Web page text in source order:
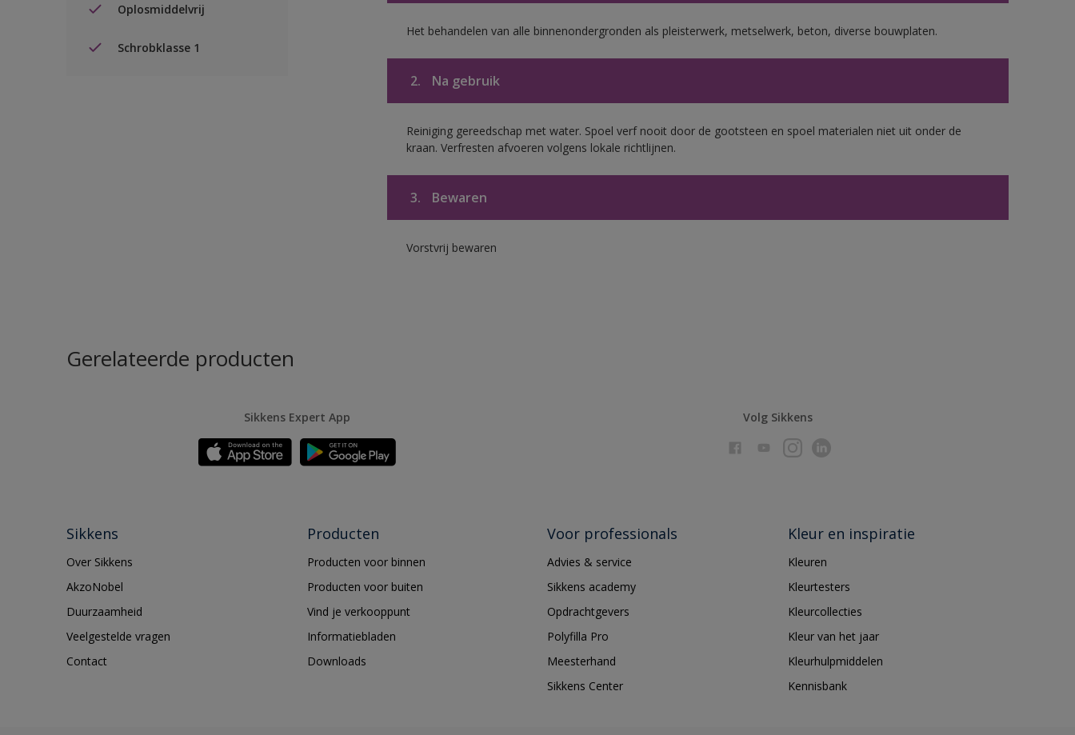
Oplosmiddelvrij
Schrobklasse 1
Het behandelen van alle binnenondergronden als pleisterwerk, metselwerk, beton, diverse bouwplaten.
2. Na gebruik
Reiniging gereedschap met water. Spoel verf nooit door de gootsteen en spoel materialen niet uit onder de
kraan. Verfresten afvoeren volgens lokale richtlijnen.
3. Bewaren
Vorstvrij bewaren
Gerelateerde producten
Sikkens Expert App Volg Sikkens
Sikkens
Over Sikkens
AkzoNobel
Duurzaamheid
Veelgestelde vragen
Contact
Producten
Producten voor binnen
Producten voor buiten
Vind je verkooppunt
Informatiebladen
Downloads
Voor professionals
Advies & service
Sikkens academy
Opdrachtgevers
Polyfilla Pro
Meesterhand
Sikkens Center
Kleur en inspiratie
Kleuren
Kleurtesters
Kleurcollecties
Kleur van het jaar
Kleurhulpmiddelen
Kennisbank